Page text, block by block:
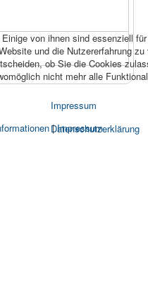
Impressum
Datenschutzerklärung
von ihnen sind essenziell
und die Nutzererfahrung zu
ob Sie die Cookies
nicht mehr alle
|Impressum